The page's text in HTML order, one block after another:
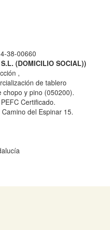
38-00660
(DOMICILIO SOCIAL))
,
de tablero
y pino (050200).
Certificado.
del Espinar 15.